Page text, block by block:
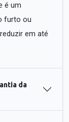
é um
furto ou
em até
da